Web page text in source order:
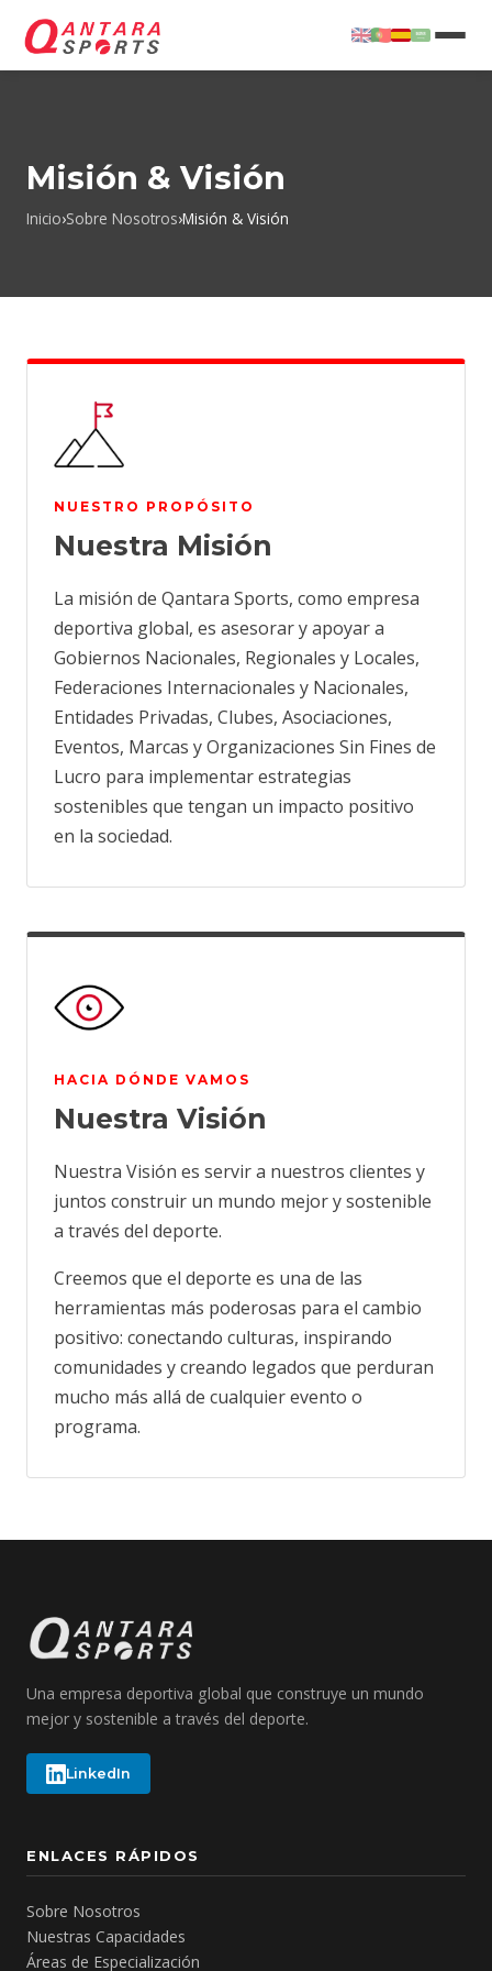
Misión & Visión
Inicio›Sobre Nosotros›Misión & Visión
NUESTRO PROPÓSITO
Nuestra Misión
La misión de Qantara Sports, como empresa
deportiva global, es asesorar y apoyar a
Gobiernos Nacionales, Regionales y Locales,
Federaciones Internacionales y Nacionales,
Entidades Privadas, Clubes, Asociaciones,
Eventos, Marcas y Organizaciones Sin Fines de
Lucro para implementar estrategias
sostenibles que tengan un impacto positivo
en la sociedad.
HACIA DÓNDE VAMOS
Nuestra Visión
Nuestra Visión es servir a nuestros clientes y
juntos construir un mundo mejor y sostenible
a través del deporte.
Creemos que el deporte es una de las
herramientas más poderosas para el cambio
positivo: conectando culturas, inspirando
comunidades y creando legados que perduran
mucho más allá de cualquier evento o
programa.
Una empresa deportiva global que construye un mundo
mejor y sostenible a través del deporte.
LinkedIn
ENLACES RÁPIDOS
Sobre Nosotros
Nuestras Capacidades
Áreas de Especialización